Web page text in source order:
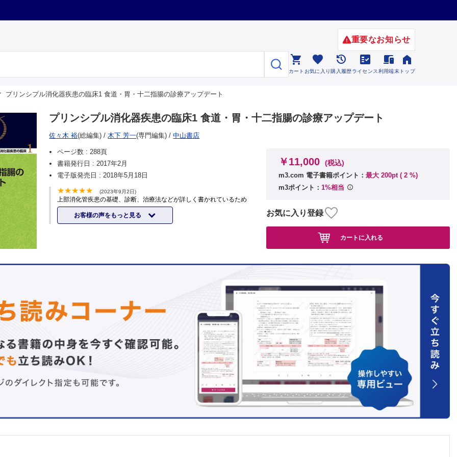
重要なお知らせ

カート

お気に入り

購入履歴

ライセンス

利用端末

トップ
プリンシプル消化器疾患の臨床1 食道・胃・十二指腸の診療アップデート
プリンシプル消化器疾患の臨床1 食道・胃・十二指腸の診療アップデート
佐々木 裕(総編集) /木下 芳一(専門編集) /中山書店
ページ数 :288頁
書籍発行日 :2017年2月
電子版発売日 :2018年5月18日
(2023年9月2日)
上部消化管疾患の基礎、診断、治療法などが詳しく書かれているため
お客様の声をもっと見る
￥11,000 (税込)
m3.com 電子書籍ポイント： 最大 200pt ( 2 %)
m3ポイント： 1%相当
お気に入り登録
カートに入れる